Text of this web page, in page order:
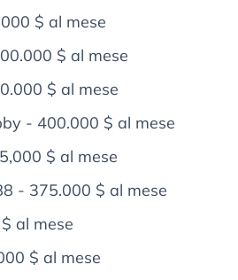
$ al mese
$ al mese
$ al mese
- 400.000 $ al mese
$ al mese
- 375.000 $ al mese
al mese
$ al mese